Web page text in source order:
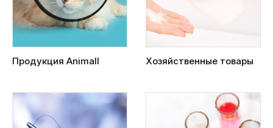
Продукция Animall Хозяйственные товары